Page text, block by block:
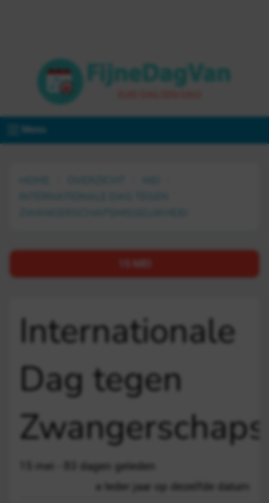
Menu
Internationale
Dag tegen
15 mei - 83 dagen geleden
Ieder jaar op dezelfde datum